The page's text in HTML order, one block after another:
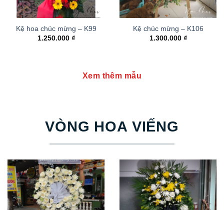
Kệ hoa chúc mừng – K99
1.250.000 ₫
Kệ chúc mừng – K106
1.300.000 ₫
Xem thêm mẫu
VÒNG HOA VIẾNG